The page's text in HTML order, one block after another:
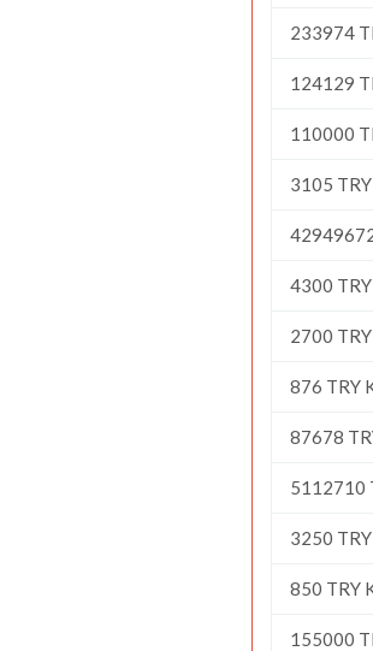
233974
124129
110000
3105
4300 TRY
2700
876 TRY
87678
5112710
3250
850 TRY
155000